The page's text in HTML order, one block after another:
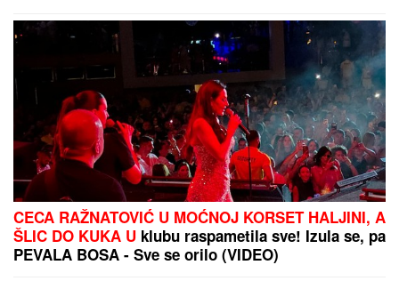
CECA RAŽNATOVIĆ U MOĆNOJ KORSET HALJINI, A
ŠLIC DO KUKA U klubu raspametila sve! Izula se, pa
PEVALA BOSA - Sve se orilo (VIDEO)